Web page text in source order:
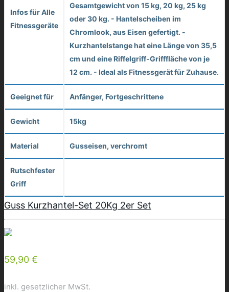
Infos für Alle
Fitnessgeräte
Gesamtgewicht von 15 kg, 20 kg, 25 kg
oder 30 kg. - Hantelscheiben im
Chromlook, aus Eisen gefertigt. -
Kurzhantelstange hat eine Länge von 35,5
cm und eine Riffelgriff-Grifffläche von je
12 cm. - Ideal als Fitnessgerät für Zuhause.
Geeignet für Anfänger, Fortgeschrittene
Gewicht 15kg
Material Gusseisen, verchromt
Rutschfester
Griff
Guss Kurzhantel-Set 20Kg 2er Set
59,90 €
inkl. gesetzlicher MwSt.